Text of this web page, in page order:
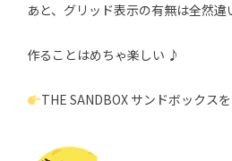
あと、グリッド表示の有無は全然違
作ることはめちゃ楽しい ♪
THE SANDBOX サンドボックス